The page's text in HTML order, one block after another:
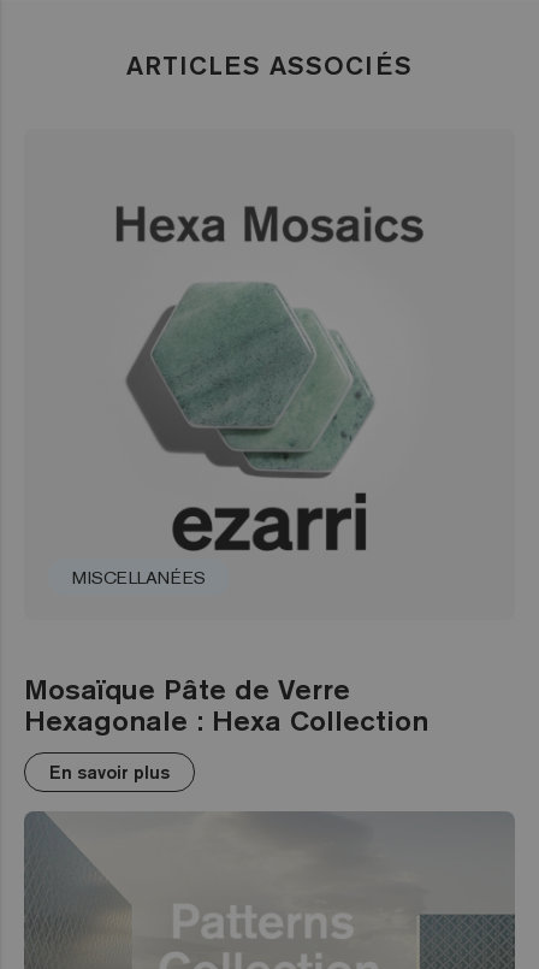
ARTICLES ASSOCIÉS
MISCELLANÉES
Mosaïque Pâte de Verre
Hexagonale : Hexa Collection
En savoir plus